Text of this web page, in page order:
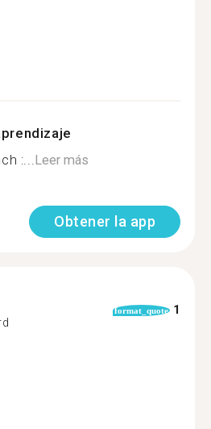
:... Leer más
Obtener la app
format_quote 1